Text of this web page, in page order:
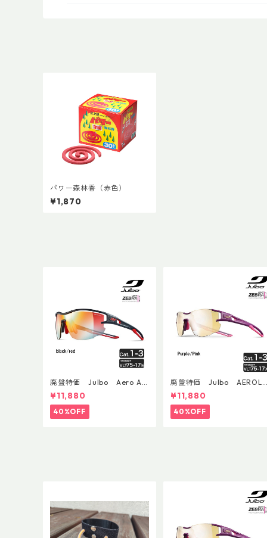
パワー森林香（赤色）
¥1,870
廃盤特価 Julbo Aero Asi
anFit
¥11,880
40%OFF
廃盤特価 Julbo
E AsianFit
¥11,880
40%OFF